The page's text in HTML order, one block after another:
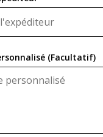
(Facultatif)